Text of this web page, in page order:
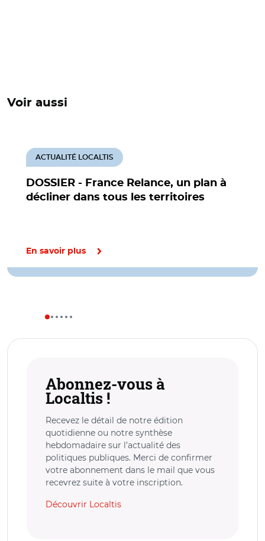
Voir aussi
DOSSIER - France Relance, un plan à
décliner dans tous les territoires
ACTUALITÉ LOCALTIS
En savoir plus
Abonnez-vous à
Localtis !
Recevez le détail de notre édition
quotidienne ou notre synthèse
hebdomadaire sur l’actualité des
politiques publiques. Merci de confirmer
votre abonnement dans le mail que vous
recevrez suite à votre inscription.
Découvrir Localtis